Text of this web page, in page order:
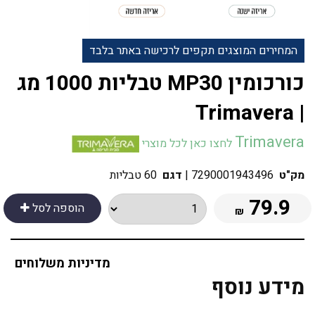
המחירים המוצגים תקפים לרכישה באתר בלבד
כורכומין MP30 טבליות 1000 מג
| Trimavera
Trimavera לחצו כאן לכל מוצרי
מק"ט 7290001943496
| דגם 60 טבליות
הוספה לסל
79.9
₪
מדיניות משלוחים
מידע נוסף